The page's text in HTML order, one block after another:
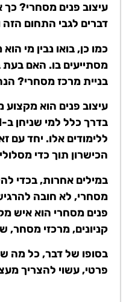
עיצוב פנים מסחרי?
דברים לגבי התחום הזה
כמו כן, בואו נבין מי
מסתייעים בו. האם בעת
בניית מרכז מסחרי?
עיצוב פנים הוא
ללימודים אלו. יחד
הכישרון תוך כדי
במילים אחרות, בכדי
מסחרי, לא חובה
פנים מסחרי הוא איש
קניונים, מרכזי מסחר,
בסופו של דבר, כל מה
פרטי, עשוי להצריך